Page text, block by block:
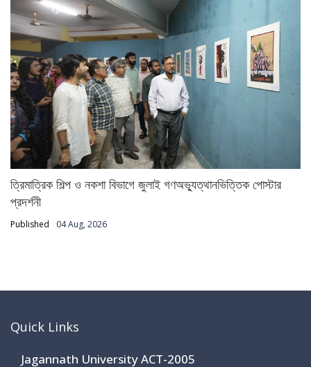
ত্রিমাত্রিক শিল্প ও নকশা বিভাগে জুলাই গণঅভ্যুত্থানভিত্তিক পোস্টার
প্রদর্শনী
Published 04 Aug, 2026
Quick Links
Jagannath University ACT-2005